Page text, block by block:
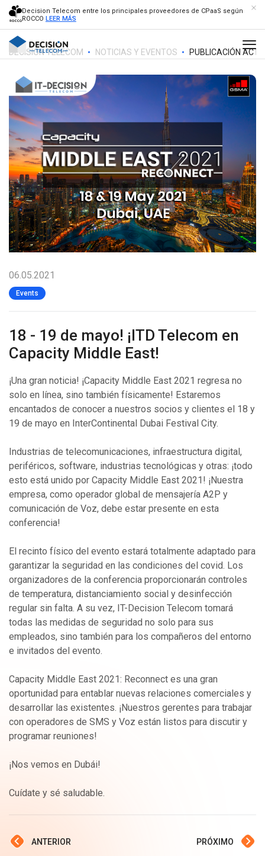
Decision Telecom entre los principales proveedores de CPaaS según
ROCCO LEER MÁS
DECISION TELECOM NOTICIAS Y EVENTOS PUBLICACIÓN
06.05.2021
Events
18 - 19 de mayo! ¡ITD Telecom en
Capacity Middle East!
¡Una gran noticia! ¡Capacity Middle East 2021 regresa no
solo en línea, sino también físicamente! Estaremos
encantados de conocer a nuestros socios y clientes el 18 y
19 de mayo en InterContinental Dubai Festival City.
Industrias de telecomunicaciones, infraestructura digital,
periféricos, software, industrias tecnológicas y otras: ¡todo
esto está unido por Capacity Middle East 2021! ¡Nuestra
empresa, como operador global de mensajería A2P y
comunicación de Voz, debe estar presente en esta
conferencia!
El recinto físico del evento estará totalmente adaptado para
garantizar la seguridad en las condiciones del covid. Los
organizadores de la conferencia proporcionarán controles
de temperatura, distanciamiento social y desinfección
regular sin falta. A su vez, IT-Decision Telecom tomará
todas las medidas de seguridad no solo para sus
empleados, sino también para los compañeros del entorno
e invitados del evento.
Capacity Middle East 2021: Reconnect es una gran
oportunidad para entablar nuevas relaciones comerciales y
desarrollar las existentes. ¡Nuestros gerentes para trabajar
con operadores de SMS y Voz están listos para discutir y
programar reuniones!
¡Nos vemos en Dubái!
Cuídate y sé saludable.
ANTERIOR PRÓXIMO